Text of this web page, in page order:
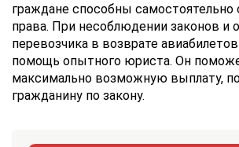
граждане способны самостоятельно
права. При несоблюдении законов и
перевозчика в возврате
помощь опытного юриста. Он
максимально возможную выплату,
гражданину по закону.